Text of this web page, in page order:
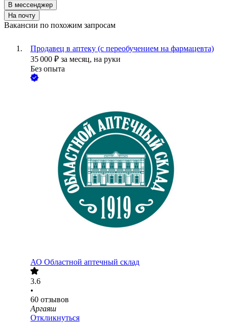
В мессенджер
На почту
Вакансии по похожим запросам
Продавец в аптеку (с переобучением на фармацевта)
35 000 ₽ за месяц, на руки
Без опыта
АО Областной аптечный склад
3.6
•
60 отзывов
Аргаяш
Откликнуться